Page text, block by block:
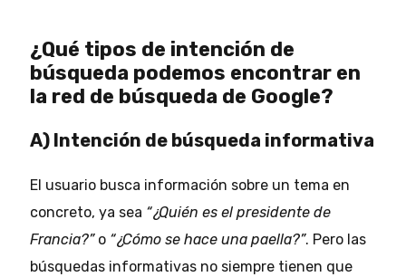
¿Qué tipos de intención de
búsqueda podemos encontrar en
la red de búsqueda de Google?
A) Intención de búsqueda informativa
El usuario busca información sobre un tema en
concreto, ya sea “¿Quién es el presidente de
Francia?”o “¿Cómo se hace una paella?”. Pero las
búsquedas informativas no siempre tienen que